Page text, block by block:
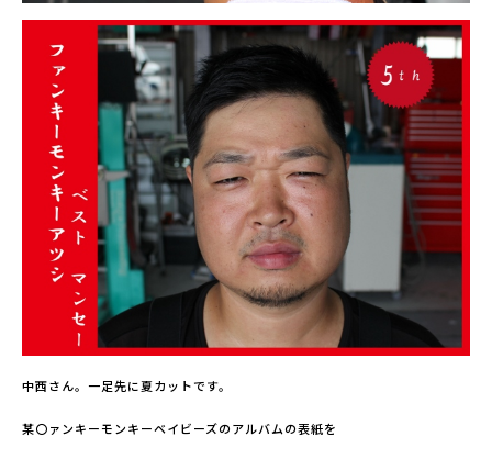
中西さん。一足先に夏カットです。
某〇ァンキーモンキーベイビーズのアルバムの表紙を